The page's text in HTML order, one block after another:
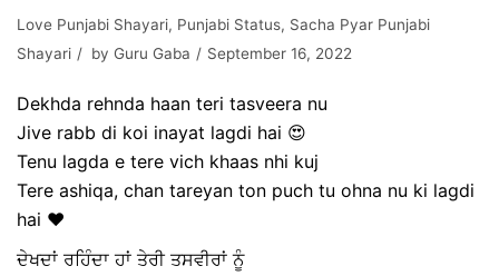
Love Punjabi Shayari, Punjabi Status, Sacha Pyar Punjabi
Shayari
by Guru Gaba September 16, 2022
Dekhda rehnda haan teri tasveera nu
Jive rabb di koi inayat lagdi hai 😍
Tenu lagda e tere vich khaas nhi kuj
Tere ashiqa, chan tareyan ton puch tu ohna nu ki lagdi
hai ❤️
ਦੇਖਦਾਂ ਰਹਿੰਦਾ ਹਾਂ ਤੇਰੀ ਤਸਵੀਰਾਂ ਨੂੰ